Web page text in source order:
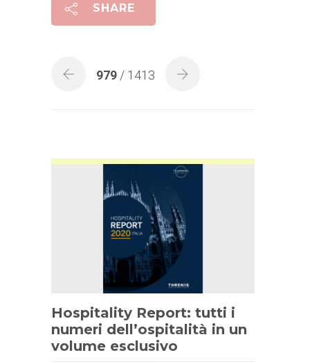
SHARE
979 / 1413
Hospitality Report: tutti i
numeri dell’ospitalità in un
volume esclusivo